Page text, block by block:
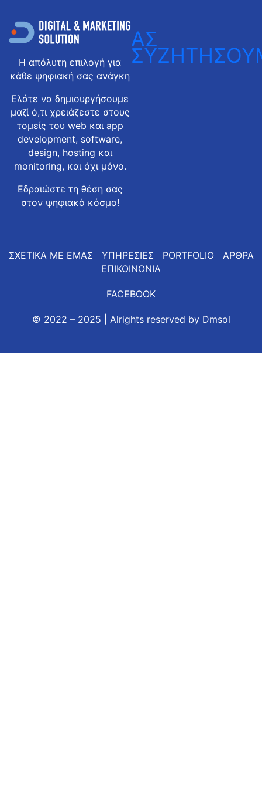
Η απόλυτη επιλογή για
κάθε ψηφιακή σας ανάγκη
Ελάτε να δημιουργήσουμε
μαζί ό,τι χρειάζεστε στους
τομείς του web και app
development, software,
design, hosting και
monitoring, και όχι μόνο.
Εδραιώστε τη θέση σας
στον ψηφιακό κόσμο!
ΑΣ
© 2022 – 2025 | Alrights reserved by Dmsol
FACEBOOK
ΣΧΕΤΙΚΑ ΜΕ ΕΜΑΣ ΥΠΗΡΕΣΙΕΣ PORTFOLIO
ΑΡΘΡΑ
ΕΠΙΚΟΙΝΩΝΙΑ